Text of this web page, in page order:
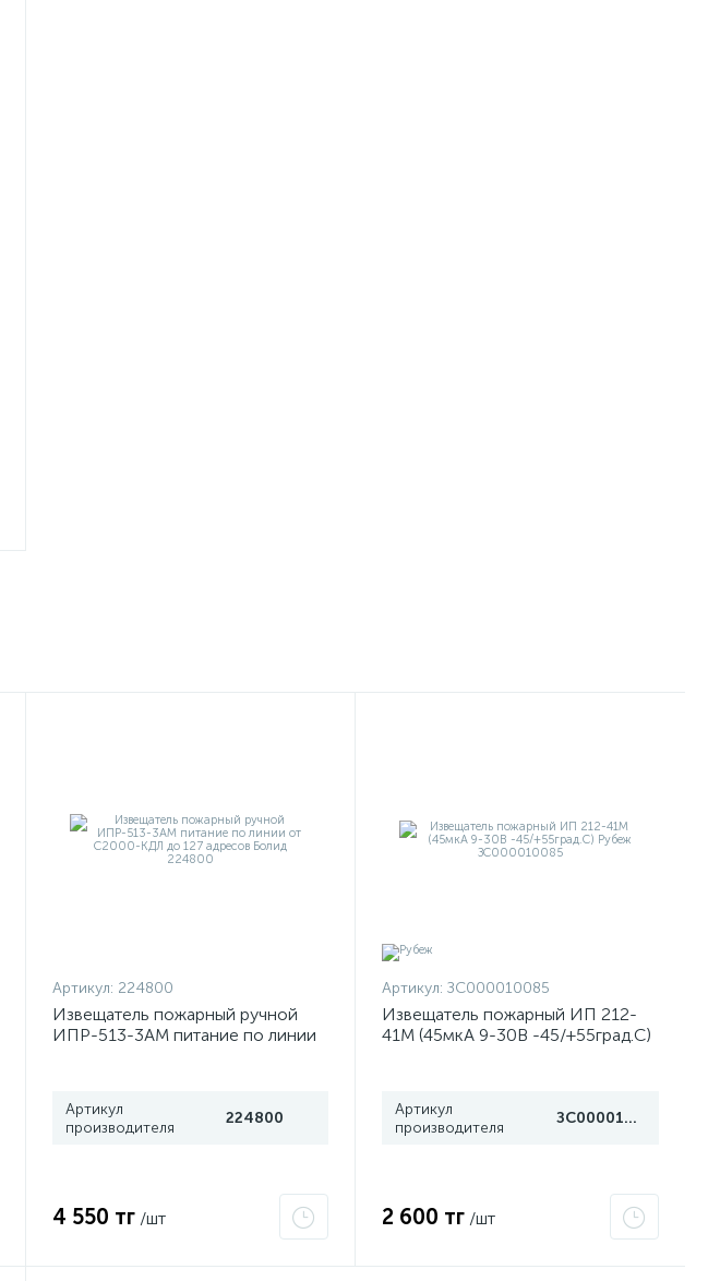
Артикул: 224800
Извещатель пожарный ручной
ИПР-513-3АМ питание по линии
Артикул
производителя
224800
4 550 тг /шт
Артикул: ЗС000010085
Извещатель пожарный ИП 212-
41М (45мкА 9-30В -45/+55град.C)
Артикул
производителя
ЗС000010085
2 600 тг /шт